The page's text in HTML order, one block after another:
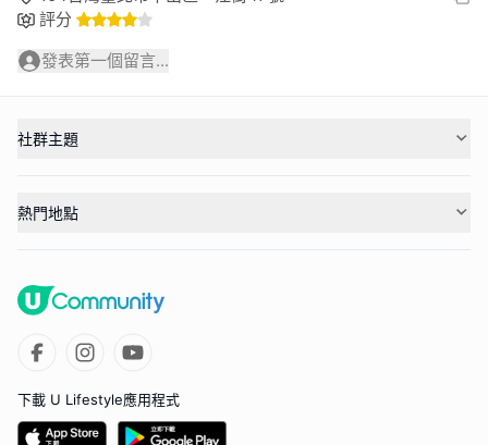
評分
發表第一個留言...
社群主題
熱門地點
下載 U Lifestyle應用程式